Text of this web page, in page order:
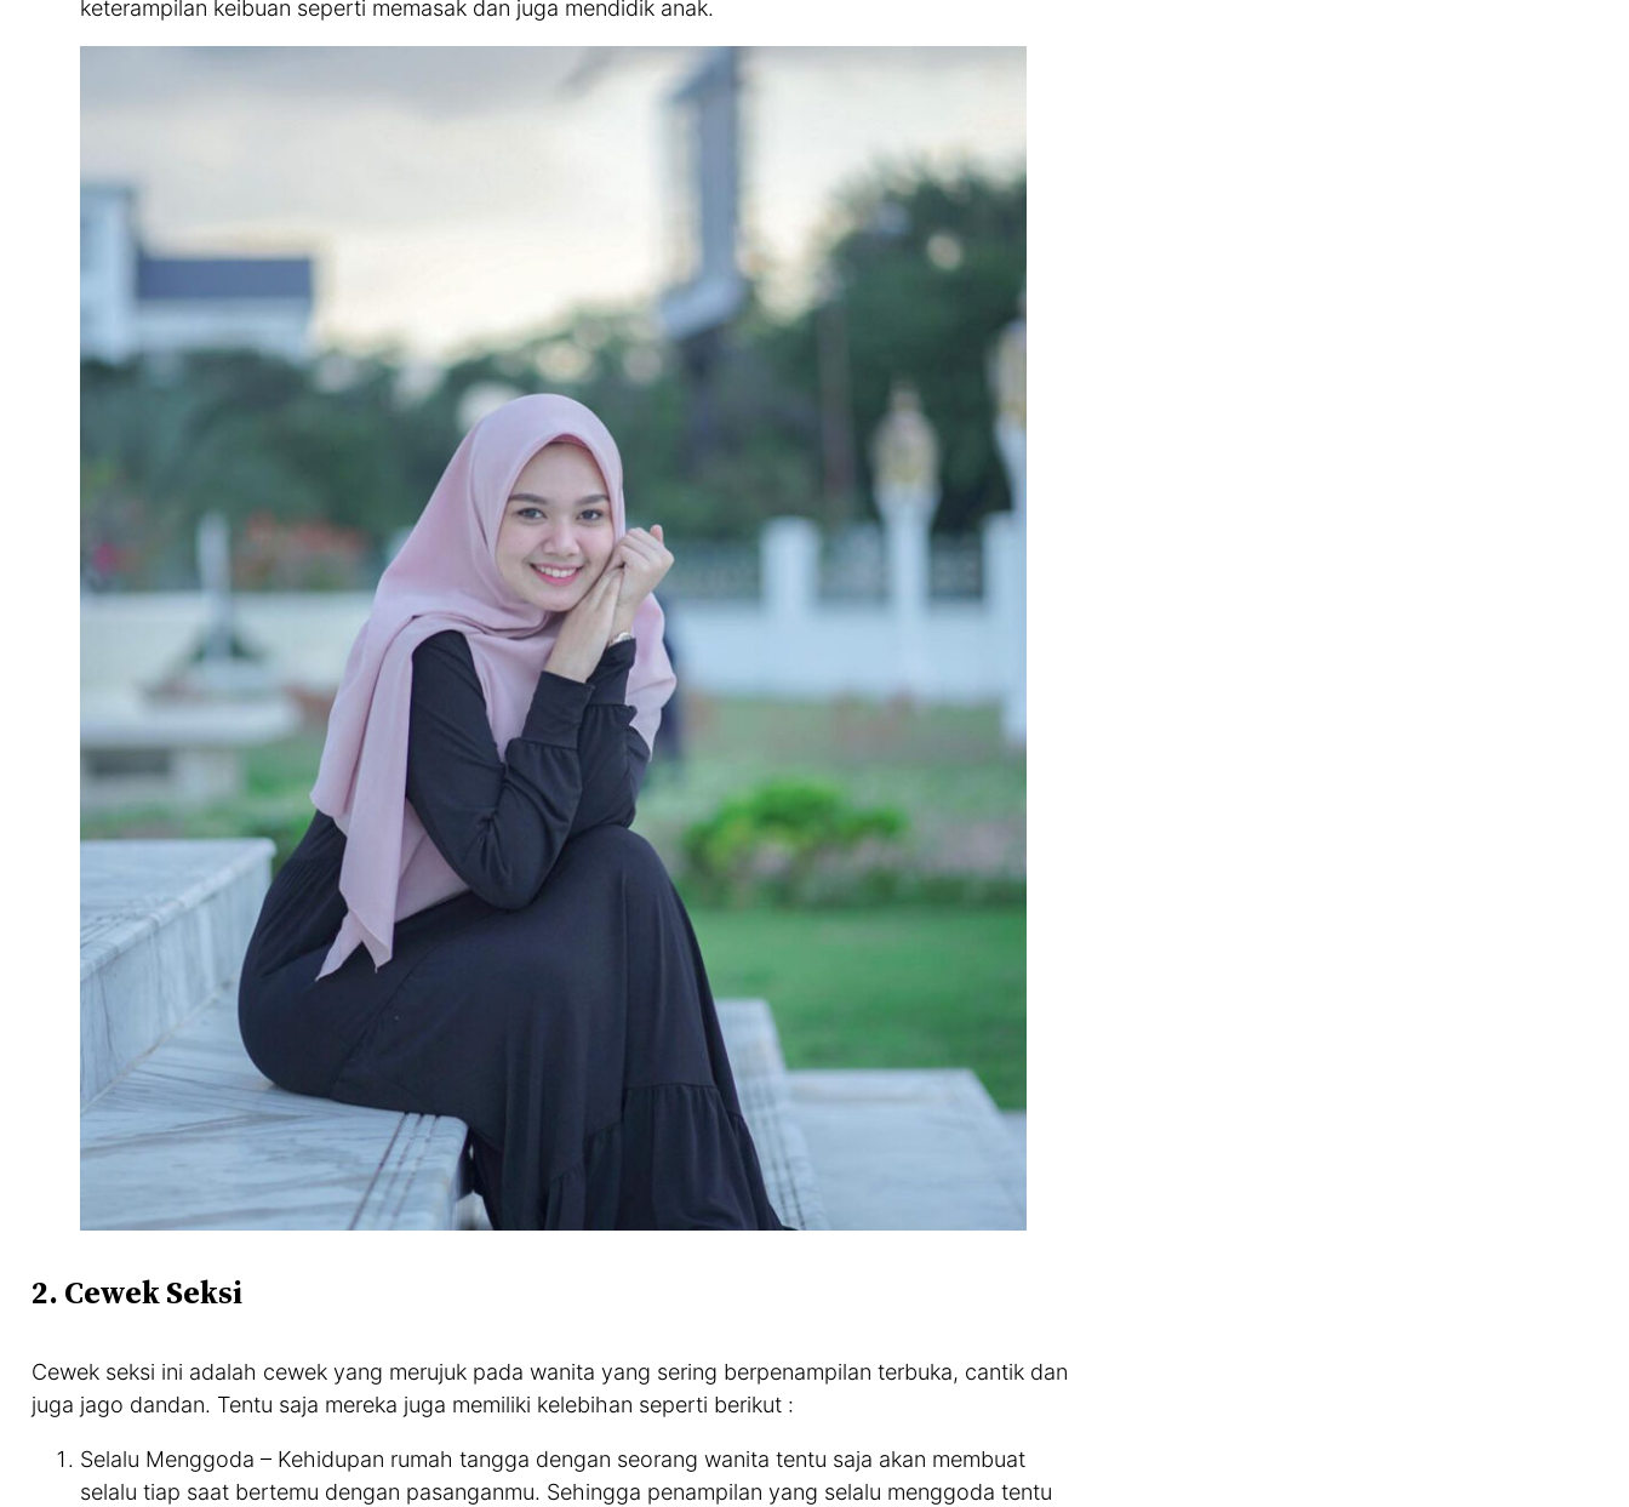
keterampilan keibuan seperti memasak dan juga mendidik anak.
2. Cewek Seksi
Cewek seksi ini adalah cewek yang merujuk pada wanita yang sering berpenampilan terbuka, cantik dan
juga jago dandan. Tentu saja mereka juga memiliki kelebihan seperti berikut :
Selalu Menggoda – Kehidupan rumah tangga dengan seorang wanita tentu saja akan membuat
selalu tiap saat bertemu dengan pasanganmu. Sehingga penampilan yang selalu menggoda tentu